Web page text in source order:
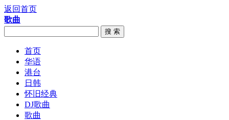
返回首页
歌曲
搜 索
首页
华语
港台
日韩
怀旧经典
DJ歌曲
歌曲